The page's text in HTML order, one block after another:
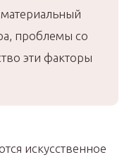
проблемы со
эти факторы
искусственное